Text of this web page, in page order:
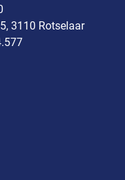
3110 Rotselaar